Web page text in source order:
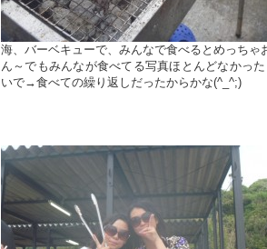
海、バーベキューで、みんなで食べるとめっちゃ
ん～でもみんなが食べてる写真ほとんどなかっ
いで→食べての繰り返しだったからかな(^_^;)